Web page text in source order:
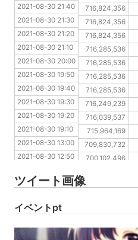
2021-08-30 21:30
716,824,356
2021-08-30 21:20
716,824,356
2021-08-30 21:10
716,824,356
2021-08-30 20:00
716,285,536
2021-08-30 19:50
716,285,536
2021-08-30 19:40
716,285,536
2021-08-30 19:30
716,285,536
2021-08-30 19:20
716,249,239
2021-08-30 19:10
716,039,537
2021-08-30 13:00
715,964,169
2021-08-30 12:50
709,830,732
2021-08-30 12:40
700,102,496
2021-08-30 12:20
685,891,122
2021-08-30 21:40
2021-08-30 21:30
2021-08-30 21:20
2021-08-30 21:10
2021-08-30 20:00
2021-08-30 19:50
2021-08-30 19:40
2021-08-30 19:30
2021-08-30 19:20
2021-08-30 19:10
2021-08-30 13:00
2021-08-30 12:50
2021-08-30 12:30
ツイート画像
イベントpt